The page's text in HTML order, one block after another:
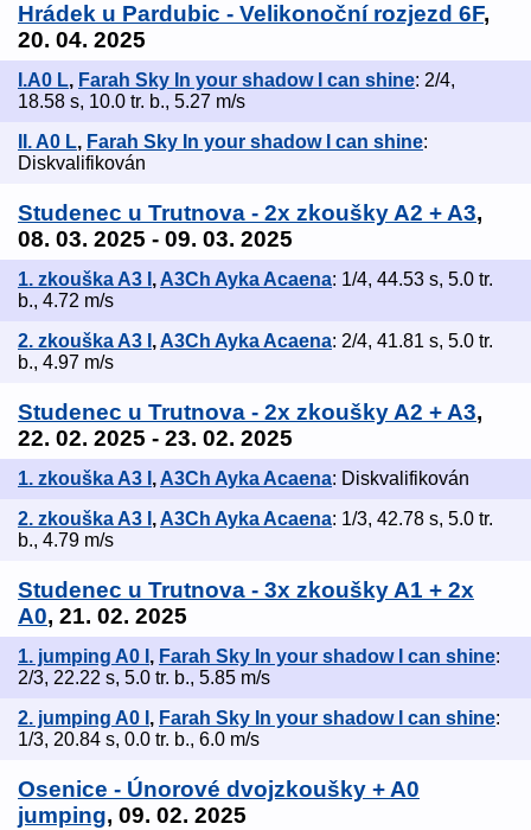
Hrádek u Pardubic - Velikonoční rozjezd 6F,
20. 04. 2025
I.A0 L, Farah Sky In your shadow I can shine: 2/4,
18.58 s, 10.0 tr. b., 5.27 m/s
II. A0 L, Farah Sky In your shadow I can shine:
Diskvalifikován
Studenec u Trutnova - 2x zkoušky A2 + A3,
08. 03. 2025 - 09. 03. 2025
1. zkouška A3 I , A3Ch Ayka Acaena: 1/4, 44.53 s, 5.0 tr.
b., 4.72 m/s
2. zkouška A3 I ,A3Ch Ayka Acaena: 2/4, 41.81 s, 5.0 tr.
b., 4.97 m/s
Studenec u Trutnova - 2x zkoušky A2 + A3,
22. 02. 2025 - 23. 02. 2025
1. zkouška A3 I , A3Ch Ayka Acaena: Diskvalifikován
2. zkouška A3 I ,A3Ch Ayka Acaena: 1/3, 42.78 s, 5.0 tr.
b., 4.79 m/s
Studenec u Trutnova - 3x zkoušky A1 + 2x
A0, 21. 02. 2025
1. jumping A0 I , Farah Sky In your shadow I can shine:
2/3, 22.22 s, 5.0 tr. b., 5.85 m/s
2. jumping A0 I , Farah Sky In your shadow I can shine:
1/3, 20.84 s, 0.0 tr. b., 6.0 m/s
Osenice - Únorové dvojzkoušky + A0
jumping, 09. 02. 2025